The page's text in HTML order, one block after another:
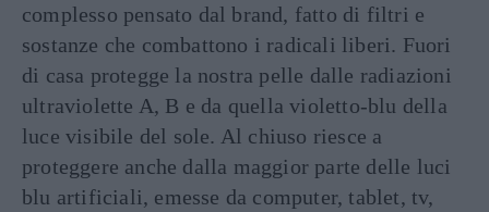
complesso pensato dal brand, fatto di filtri e
sostanze che combattono i radicali liberi. Fuori
di casa protegge la nostra pelle dalle radiazioni
ultraviolette A, B e da quella violetto-blu della
luce visibile del sole. Al chiuso riesce a
proteggere anche dalla maggior parte delle luci
blu artificiali, emesse da computer, tablet, tv,